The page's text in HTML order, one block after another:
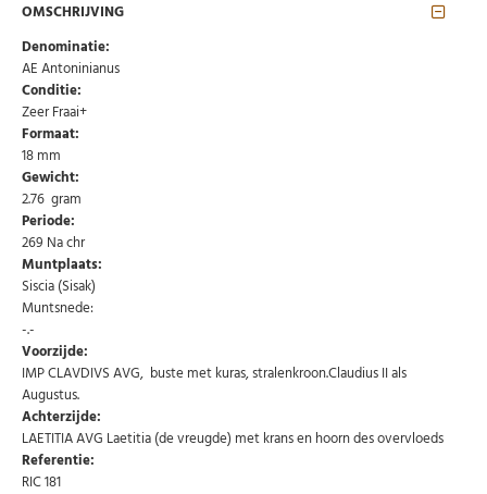
OMSCHRIJVING
Denominatie:
AE Antoninianus
Conditie:
Zeer Fraai+
Formaat:
18 mm
Gewicht:
2.76 gram
Periode:
269 Na chr
Muntplaats:
Siscia (Sisak)
Muntsnede:
-.-
Voorzijde:
IMP CLAVDIVS AVG, buste met kuras, stralenkroon.Claudius II als
Augustus.
Achterzijde:
LAETITIA AVG Laetitia (de vreugde) met krans en hoorn des overvloeds
Referentie:
RIC 181